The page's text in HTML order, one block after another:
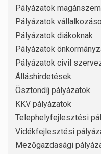
Pályázatok
Pályázatok
Pályázatok diákoknak
Pályázatok
Pályázatok civil
Álláshirdetések
Ösztöndíj pályázatok
KKV pályázatok
Telephelyfejlesztési
Vidékfejlesztési
Mezőgazdasági